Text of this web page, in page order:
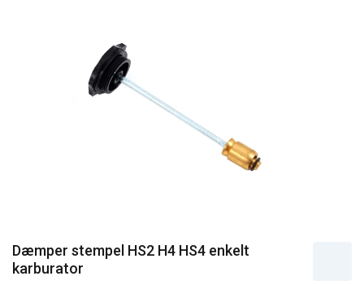
Dæmper stempel HS2 H4 HS4 enkelt
karburator